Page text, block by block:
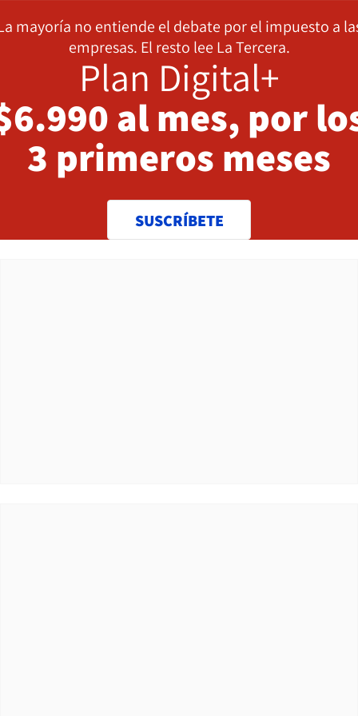
mayoría no entiende el debate por el impuesto a
empresas. El resto lee La Tercera.
Plan Digital+
al mes, por
3 primeros meses
SUSCRÍBETE